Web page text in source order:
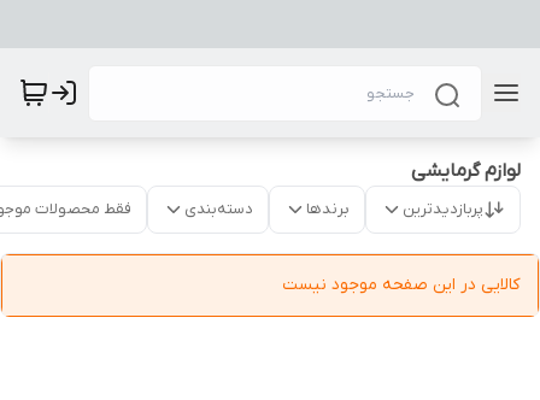
لوازم گرمایشی
پربازدیدترین برندها دسته‌بندی فقط محصولات
کالایی در این صفحه موجود نیست